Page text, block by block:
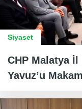
Siyaset
CHP Malatya İl
Yavuz’u